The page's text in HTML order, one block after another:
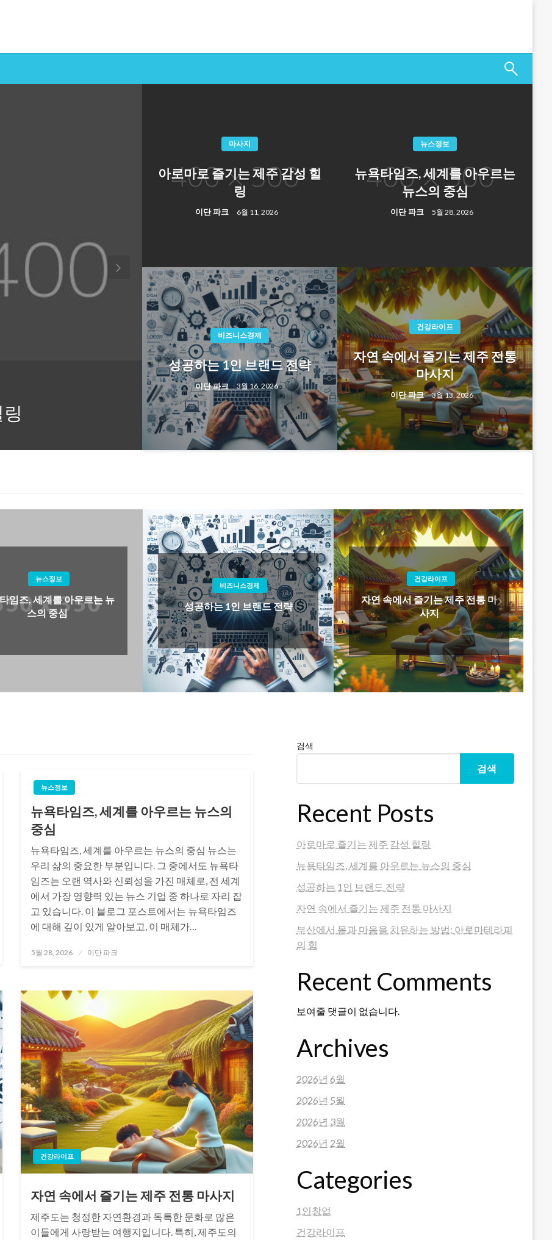
뉴스정보
뉴욕타임즈, 세계를 아우르는 뉴스의 중심
이단 파크 5월 28, 2026
마사지
아로마로 즐기는 제주 감성 힐
링
이단 파크 6월 11, 2026
뉴스정보
뉴욕타임즈, 세계를 아우르는
뉴스의 중심
이단 파크 5월 28, 2026
비즈니스경제
성공하는 1인 브랜드 전략
이단 파크 3월 16, 2026
건강라이프
자연 속에서 즐기는 제주 전통
마사지
이단 파크 3월 13, 2026
성공하는 1인 브랜드 전략
건강라이프
자연 속에서 즐기는 제주 전통 마
사지
건강라이프
부산에서 몸과 마음을 치유하는
방법: 아로마테라피의 힘
뉴스정보
뉴욕타임즈, 세계를 아우르는 뉴스의
중심
뉴욕타임즈, 세계를 아우르는 뉴스의 중심 뉴스는
우리 삶의 중요한 부분입니다. 그 중에서도 뉴욕타
임즈는 오랜 역사와 신뢰성을 가진 매체로, 전 세계
에서 가장 영향력 있는 뉴스 기업 중 하나로 자리 잡
고 있습니다. 이 블로그 포스트에서는 뉴욕타임즈
에 대해 깊이 있게 알아보고, 이 매체가…
Posted
5월 28, 2026 이단 파크
건강라이프
자연 속에서 즐기는 제주 전통 마사지
제주도는 청정한 자연환경과 독특한 문화로 많은
이들에게 사랑받는 여행지입니다. 특히, 제주도의
검색
검색
Recent Posts
아로마로 즐기는 제주 감성 힐링
뉴욕타임즈, 세계를 아우르는 뉴스의 중심
성공하는 1인 브랜드 전략
자연 속에서 즐기는 제주 전통 마사지
부산에서 몸과 마음을 치유하는 방법: 아로마테라피
의 힘
Recent Comments
보여줄 댓글이 없습니다.
Archives
2026년 6월
2026년 5월
2026년 3월
2026년 2월
Categories
1인창업
건강라이프